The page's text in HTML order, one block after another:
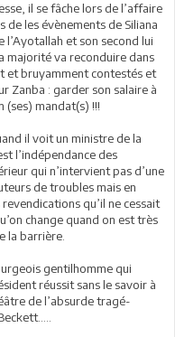
il se fâche lors de l’affaire
les évènements de Siliana
et son second lui
majorité va reconduire dans
et bruyamment contestés et
Zanba : garder son salaire à
(ses) mandat(s) !!!
il voit un ministre de la
l’indépendance des
qui n’intervient pas d’une
de troubles mais en
qu’il ne cessait
change quand on est très
la barrière.
gentilhomme qui
réussit sans le savoir à
de l’absurde tragé-